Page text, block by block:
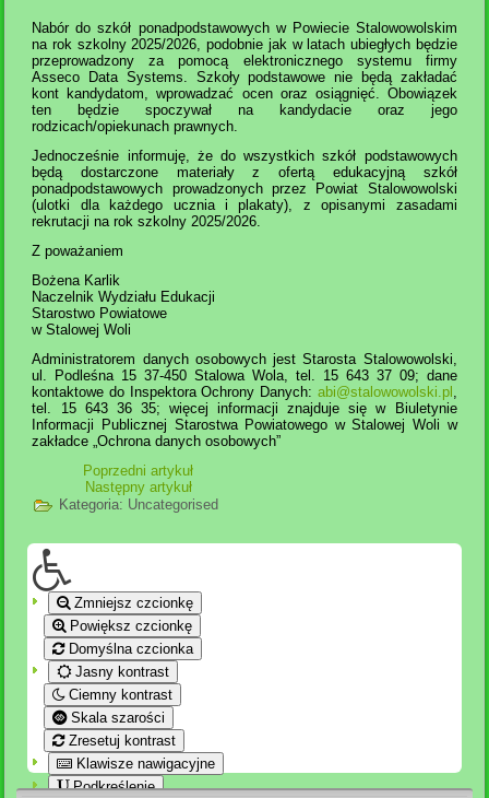
Nabór do szkół ponadpodstawowych w Powiecie Stalowowolskim
na rok szkolny 2025/2026, podobnie jak w latach ubiegłych będzie
przeprowadzony za pomocą elektronicznego systemu firmy
Asseco Data Systems. Szkoły podstawowe nie będą zakładać
kont kandydatom, wprowadzać ocen oraz osiągnięć. Obowiązek
ten będzie spoczywał na kandydacie oraz jego
rodzicach/opiekunach prawnych.
Jednocześnie informuję, że do wszystkich szkół podstawowych
będą dostarczone materiały z ofertą edukacyjną szkół
ponadpodstawowych prowadzonych przez Powiat Stalowowolski
(ulotki dla każdego ucznia i plakaty), z opisanymi zasadami
rekrutacji na rok szkolny 2025/2026.
Z poważaniem
Bożena Karlik
Naczelnik Wydziału Edukacji
Starostwo Powiatowe
w Stalowej Woli
Administratorem danych osobowych jest Starosta Stalowowolski,
ul. Podleśna 15 37-450 Stalowa Wola, tel. 15 643 37 09; dane
kontaktowe do Inspektora Ochrony Danych: abi@stalowowolski.pl
tel. 15 643 36 35; więcej informacji znajduje się w Biuletynie
Informacji Publicznej Starostwa Powiatowego w Stalowej Woli w
zakładce „Ochrona danych osobowych”
Poprzedni artykuł
Następny artykuł
Kategoria: Uncategorised
Zmniejsz czcionkę
Powiększ czcionkę
Domyślna czcionka
Jasny kontrast
Ciemny kontrast
Skala szarości
Zresetuj kontrast
Klawisze nawigacyjne
Podkreślenie